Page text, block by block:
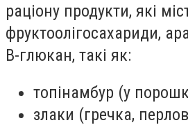
раціону продукти, які
фруктоолiгосахариди,
B-глюкан, такі як:
топінамбур (у
злаки (гречка,